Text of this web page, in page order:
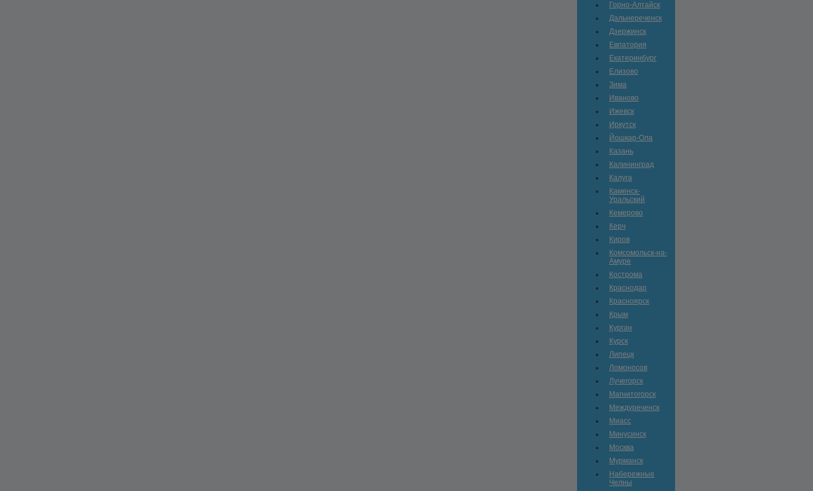
Горно-Алтайск
Дальнереченск
Дзержинск
Евпатория
Екатеринбург
Елизово
Зима
Иваново
Ижевск
Иркутск
Йошкар-Ола
Казань
Калининград
Калуга
Каменск-
Уральский
Кемерово
Керч
Киров
Комсомольск-на-
Амуре
Кострома
Краснодар
Красноярск
Крым
Курган
Курск
Липецк
Ломоносов
Лучегорск
Магнитогорск
Междуреченск
Миасс
Минусинск
Москва
Мурманск
Набережные
Челны